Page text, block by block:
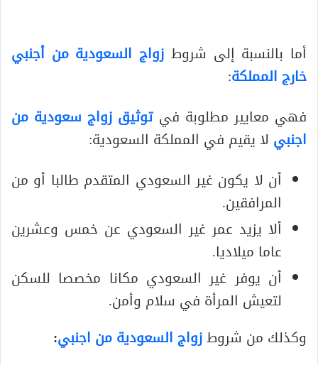
أما بالنسبة إلى شروط زواج السعودية من أجنبي
خارج المملكة:
فهي معايير مطلوبة فيتوثيق زواج سعودية من
اجنبي لا يقيم في المملكة السعودية:
أن لا يكون غير السعودي المتقدم طالبا أو من
المرافقين.
ألا يزيد عمر غير السعودي عن خمس وعشرين
عاما ميلاديا.
أن يوفر غير السعودي مكانا مخصصا للسكن
لتعيش المرأة في سلام وأمن.
وكذلك من شروطزواج السعودية من اجنبي: